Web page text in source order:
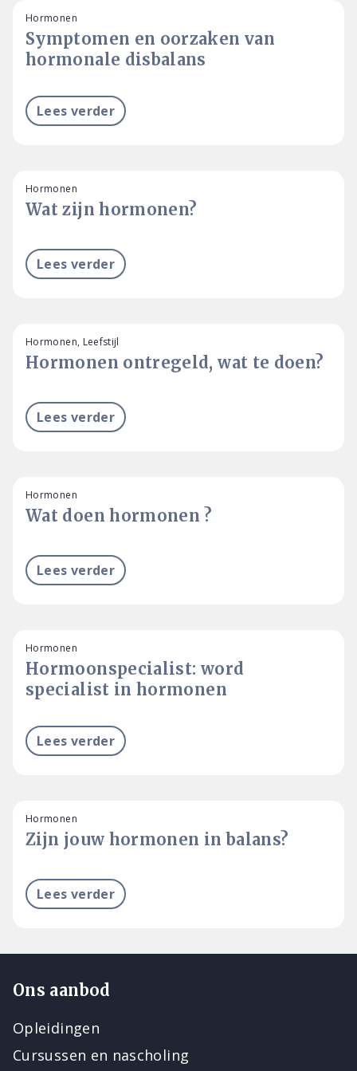
Symptomen en oorzaken van
hormonale disbalans
Hormonen
Lees verder
Wat zijn hormonen?
Hormonen
Lees verder
Hormonen ontregeld, wat te doen?
Hormonen, Leefstijl
Lees verder
Wat doen hormonen ?
Hormonen
Lees verder
Hormoonspecialist: word
specialist in hormonen
Hormonen
Lees verder
Zijn jouw hormonen in balans?
Hormonen
Lees verder
Ons aanbod
Opleidingen
Cursussen en nascholing